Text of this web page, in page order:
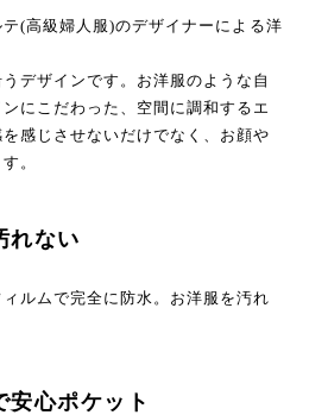
(高級婦人服)のデザイナーによる洋
デザインです。お洋服のような自
にこだわった、空間に調和するエ
感じさせないだけでなく、お顔や
。
れない
ルムで完全に防水。お洋服を汚れ
心ポケット